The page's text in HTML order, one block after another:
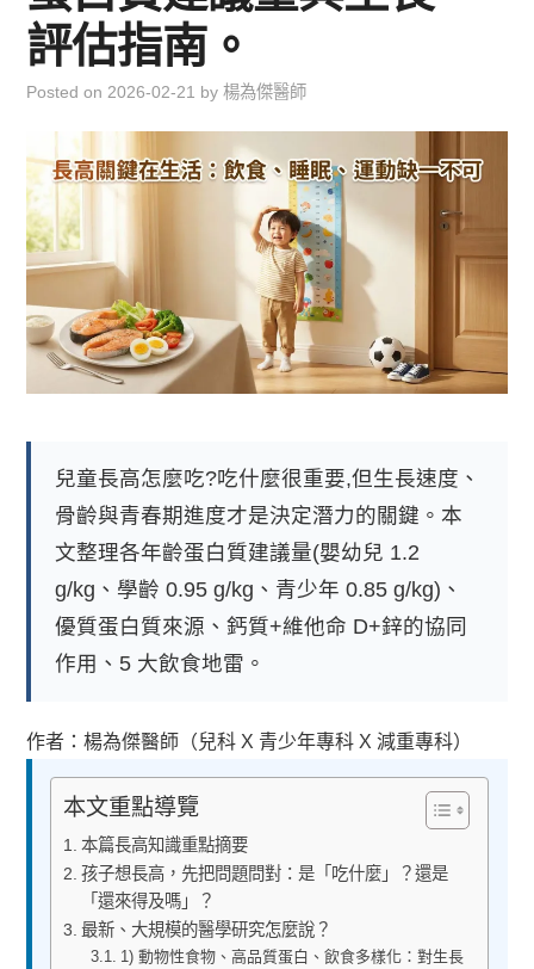
育兒知識集
直上雲霄去
我思故我在
聯絡我
主婦碎碎念
評估指南。
Posted on 2026-02-21 by楊為傑醫師
兒童長高怎麼吃?吃什麼很重要,但生長速度、
骨齡與青春期進度才是決定潛力的關鍵。本
文整理各年齡蛋白質建議量(嬰幼兒 1.2
g/kg、學齡 0.95 g/kg、青少年 0.85 g/kg)、
優質蛋白質來源、鈣質+維他命 D+鋅的協同
作用、5 大飲食地雷。
作者：楊為傑醫師（兒科 X 青少年專科 X 減重專科）
本文重點導覽
本篇長高知識重點摘要
孩子想長高，先把問題問對：是「吃什麼」？還是
「還來得及嗎」？
最新、大規模的醫學研究怎麼說？
1) 動物性食物、高品質蛋白、飲食多樣化：對生長